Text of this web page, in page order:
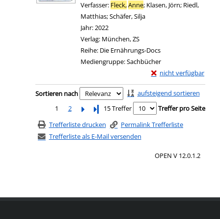
Verfasser: Fleck,Anne; Klasen, Jörn; Riedl,
Matthias;Schäfer, Silja
Jahr:2022
Verlag: München, ZS
Reihe: Die Ernährungs-Docs
Mediengruppe:Sachbücher
nicht verfügbar
Exemplar-Details von
Zum Download von
Zu den Suchfiltern springen
Sortieren nach
aufsteigend sortieren
1
2 Letzte Seite
15 Treffer
Treffer pro Seite
Trefferliste drucken
Permalink Trefferliste
Trefferliste als E-Mail versenden
OPEN V 12.0.1.2